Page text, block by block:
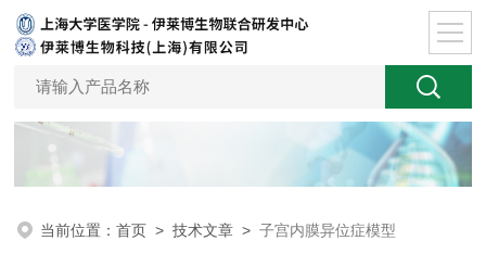
当前位置：首页 >技术文章 >子宫内膜异位症模型